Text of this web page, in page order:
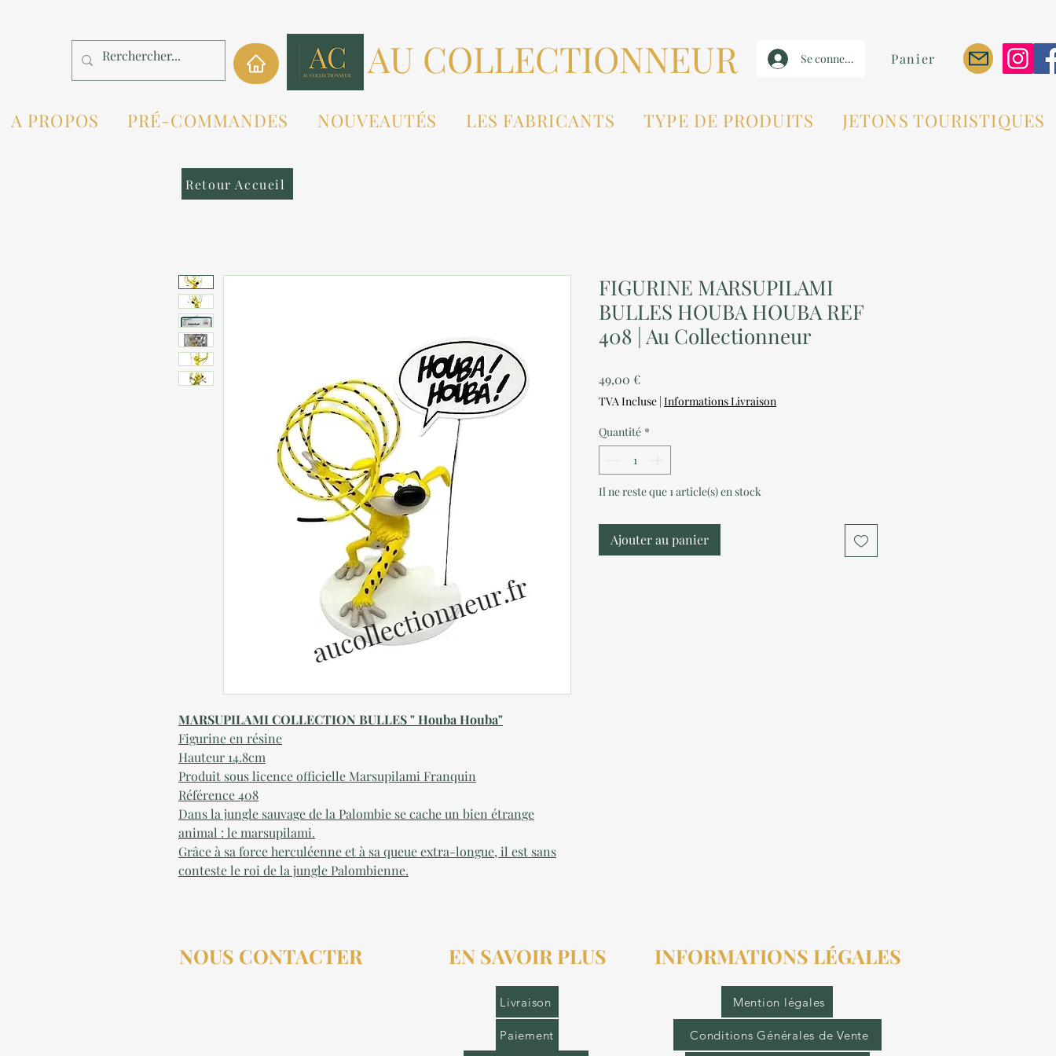
AU COLLECTIONNEUR Se connecter Panier
A PROPOS PRÉ-COMMANDES NOUVEAUTÉS LES FABRICANTS TYPE DE PRODUITS JETONS TOURISTIQUES
MARSUPILAMI COLLECTION BULLES " Houba Houba"
Figurine en résine
Hauteur 14.8cm
Produit sous licence officielle Marsupilami Franquin
Référence 408
Dans la jungle sauvage de la Palombie se cache un bien étrange
animal : le marsupilami.
Grâce à sa force herculéenne et à sa queue extra-longue, il est sans
conteste le roi de la jungle Palombienne.
FIGURINE MARSUPILAMI
BULLES HOUBA HOUBA REF
408 | Au Collectionneur
49,00 €Prix
TVA Incluse | Informations Livraison
Quantité *
Il ne reste que 1 article(s) en stock
Ajouter au panier
Retour Accueil
NOUS CONTACTER EN SAVOIR PLUS
Livraison
Paiement
INFORMATIONS LÉGALES
Mention légales
Conditions Générales de Vente